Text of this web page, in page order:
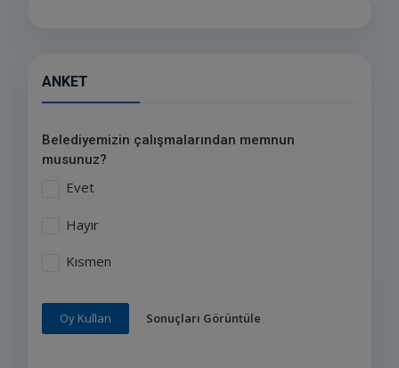
ANKET
Belediyemizin çalışmalarından memnun
musunuz?
Evet
Hayır
Kısmen
Oy Kullan Sonuçları Görüntüle